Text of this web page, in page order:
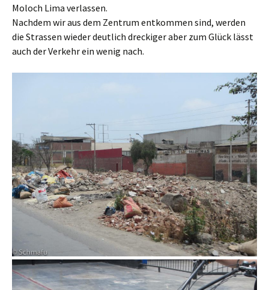
Moloch Lima verlassen.
Nachdem wir aus dem Zentrum entkommen sind, werden
die Strassen wieder deutlich dreckiger aber zum Glück lässt
auch der Verkehr ein wenig nach.